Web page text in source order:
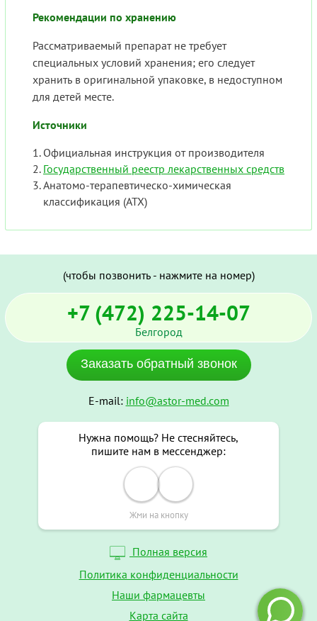
Рекомендации по хранению
Рассматриваемый препарат не требует
специальных условий хранения; его следует
хранить в оригинальной упаковке, в недоступном
для детей месте.
Источники
Официальная инструкция от производителя
Государственный реестр лекарственных средств
Анатомо-терапевтическо-химическая
классификация (ATX)
(чтобы позвонить - нажмите на номер)
+7 (472) 225-14-07
Белгород
Заказать обратный звонок
E-mail: info@astor-med.com
Нужна помощь? Не стесняйтесь,
пишите нам в мессенджер:
Жми на кнопку
Полная версия
Политика конфиденциальности
Наши фармацевты
Карта сайта